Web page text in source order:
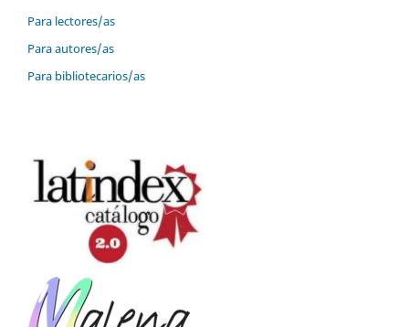
Para lectores/as
Para autores/as
Para bibliotecarios/as